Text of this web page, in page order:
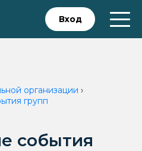
Вход
организации ›
групп
события